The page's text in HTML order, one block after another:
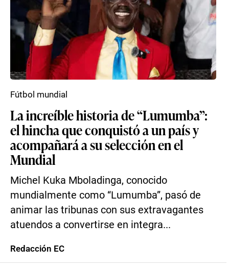
La increíble historia de “Lumumba”:
el hincha que conquistó a un país y
acompañará a su selección en el
Mundial
Michel Kuka Mboladinga, conocido
mundialmente como “Lumumba”, pasó de
animar las tribunas con sus extravagantes
atuendos a convertirse en integra...
Fútbol mundial
Redacción EC